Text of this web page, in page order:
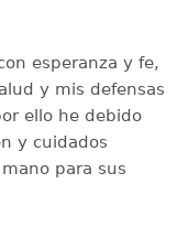
esperanza y fe,
y mis defensas
ello he debido
y cuidados
para sus